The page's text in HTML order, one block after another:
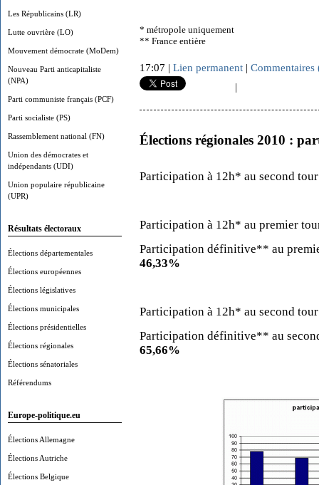
Les Républicains (LR)
Lutte ouvrière (LO)
Mouvement démocrate (MoDem)
Nouveau Parti anticapitaliste
(NPA)
Parti communiste français (PCF)
Parti socialiste (PS)
Rassemblement national (FN)
Union des démocrates et
indépendants (UDI)
Union populaire républicaine
(UPR)
Résultats électoraux
Élections départementales
Élections européennes
Élections législatives
Élections municipales
Élections présidentielles
Élections régionales
Élections sénatoriales
Référendums
Europe-politique.eu
Élections Allemagne
Élections Autriche
Élections Belgique
* métropole uniquement
** France entière
17:07 | Lien permanent | Commentaires
|
Élections régionales 2010 :
Participation à 12h* au second
Participation à 12h* au premier
Participation définitive** au
46,33%
Participation à 12h* au second
Participation définitive** au
65,66%